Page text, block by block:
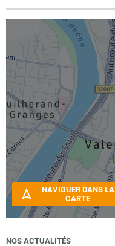
NAVIGUER DANS LA
CARTE
NOS ACTUALITÉS